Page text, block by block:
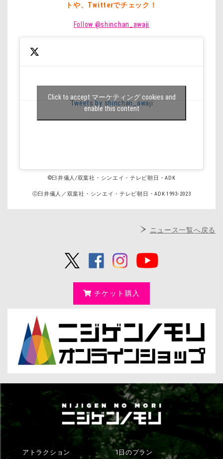
トや、Twitterでチェック！
Follow @shinchan_awaji
Tweets by shinchan_awaji
Click to accept マーケティング cookies and
enable this content
©臼井儀人/双葉社・シンエイ・テレビ朝日・ADK
ⓒ臼井儀人／双葉社・シンエイ・テレビ朝日・ADK 1993-2023
ニュース一覧へ戻る
チケット購入
アトラクション 1日のプラン